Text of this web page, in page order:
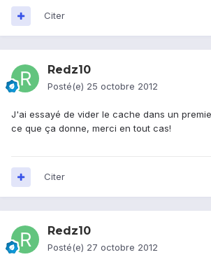
Citer
Redz10
Posté(e) 25 octobre 2012
J'ai essayé de vider le cache dans un
ce que ça donne, merci en tout cas!
Citer
Redz10
Posté(e) 27 octobre 2012